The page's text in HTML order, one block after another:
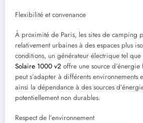
Flexibilité et convenance
À proximité de Paris, les sites de camping
relativement urbaines à des espaces plus
conditions, un générateur électrique tel que
Solaire 1000 v2 offre une source
peut s’adapter à différents environnements
ainsi la dépendance à des sources
potentiellement non durables.
Respect de l’environnement